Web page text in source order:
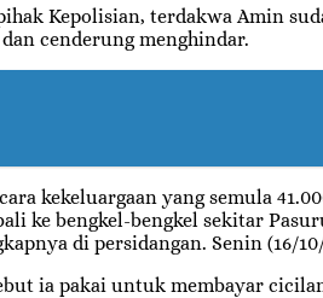
Kepolisian, terdakwa Amin
cenderung menghindar.
kekeluargaan yang semula
ke bengkel-bengkel sekitar
di persidangan. Senin (16/
ia pakai untuk membayar